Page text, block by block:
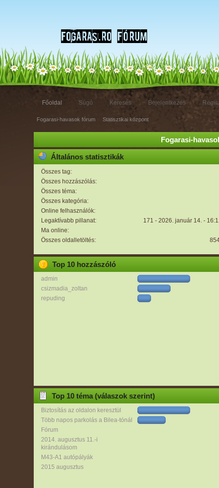
Főoldal Súgó Keresés Bejelentkezés
Fogarasi-havasok fórum Statisztikai központ
Fogarasi-
Általános statisztikák
Összes tag:
Összes hozzászólás:
Összes téma:
Összes kategória:
Online felhasználók:
Legaktívabb pillanat:
171 - 2026. január 14. -
Ma online:
Összes oldalletöltés:
Top 10 hozzászóló
admin
csizmadia_zoltan
repuding
Top 10 téma (válaszok szerint)
Biztosítás az oldalon keresztül
Több napos parkolás a Bilea-tónál
Fórum
2014. augusztus 11.-i
kirándulásom
M43-A1 autópályák
2015 augusztus